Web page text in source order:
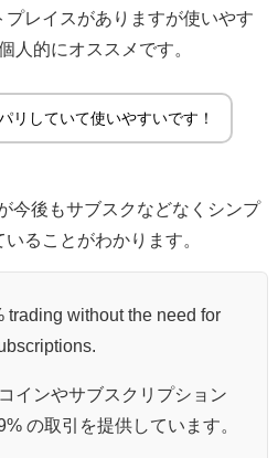
レイスがありますが使いやす
人的にオススメです。
リしていて使いやすいです！
今後もサブスクなどなくシンプ
ることがわかります。
trading without the need for
インやサブスクリプション
の取引を提供しています。